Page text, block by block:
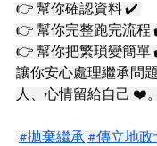
👉 幫你確認資料 ✔️
👉 幫你完整跑完流程
👉 幫你把繁瑣變簡單
讓你安心處理繼承問
人、心情留給自己 ❤️。
#拋棄繼承 #傳立地政